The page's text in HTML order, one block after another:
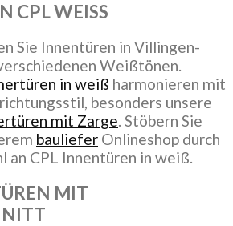
CPL WEISS
Sie Innentüren in Villingen-
Weißtönen.
in weiß harmonieren mit
besonders unsere
mit Zarge. Stöbern Sie
bauliefer Onlineshop durch
an CPL Innentüren in weiß.
MIT